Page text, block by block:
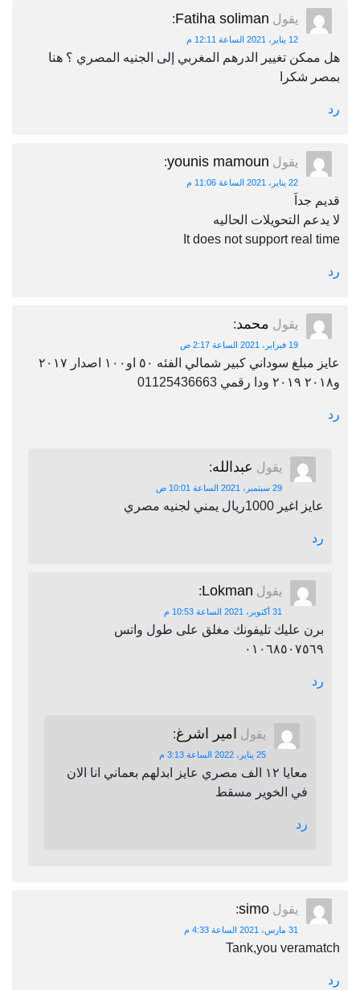
يقول Fatiha soliman
:
12 يناير، 2021 الساعة 12:11 م
هل ممكن تغيير الدرهم المغربي إلى الجنيه المصري ؟ هنا
بمصر شكرا
رد
يقول younis mamoun
:
22 يناير، 2021 الساعة 11:06 م
قديم جداَ
لا يدعم التحويلات الحاليه
It does not support real time
رد
يقول محمد:
19 فبراير، 2021 الساعة 2:17 ص
عايز مبلغ سوداني كبير شمالي الفئه ٥٠ او١٠٠ اصدار ٢٠١٧
و٢٠١٨ ٢٠١٩ ودا رقمي 01125436663
رد
يقول عبدالله:
29 سبتمبر، 2021 الساعة 10:01 ص
عايز اغير 1000ريال يمني لجنيه مصري
رد
يقول Lokman
:
31 أكتوبر، 2021 الساعة 10:53 م
برن عليك تليفونك مغلق على طول واتس
٠١٠٦٨٥٠٧٥٦٩
رد
يقول امير اشرغ:
25 يناير، 2022 الساعة 3:13 م
معايا ١٢ الف مصري عايز ابدلهم بعماني انا الان
في الخوير مسقط
رد
يقول simo
:
31 مارس، 2021 الساعة 4:33 م
Tank,you veramatch
رد